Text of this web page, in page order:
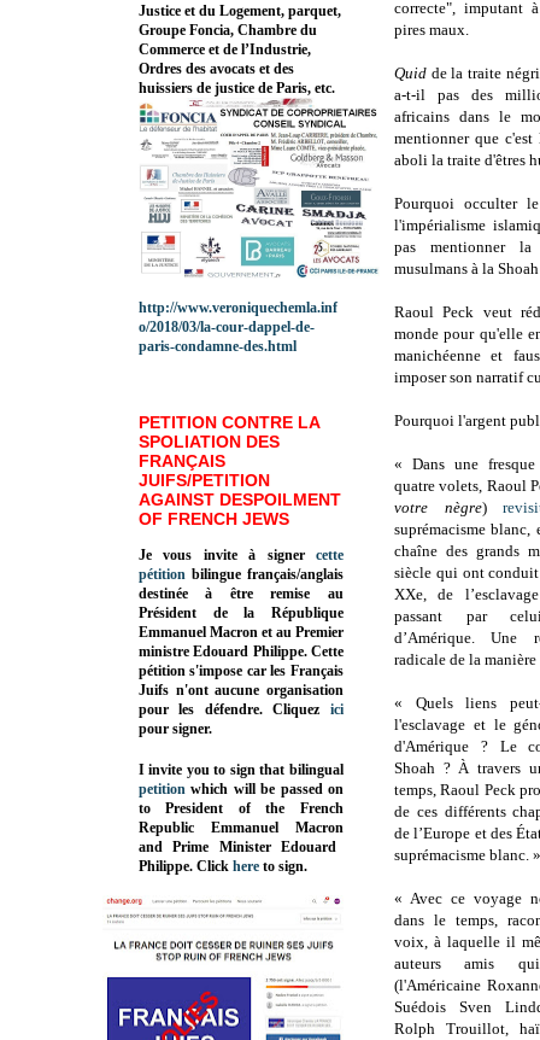
correcte", imputant
pires maux.
Quid de la traite
a-t-il pas des
africains dans le
mentionner que
aboli la traite d'êtres
Pourquoi occulter
l'impérialisme
pas mentionner
musulmans à la
Raoul Peck veut
monde pour qu'elle
manichéenne et
imposer son narratif
Pourquoi l'argent
« Dans une
quatre volets, Raoul
votre nègre)
suprémacisme
chaîne des grands
siècle qui ont
XXe, de
passant par
d’Amérique. Une
radicale de la
« Quels liens
l'esclavage et le
d'Amérique ? Le
Shoah ? À travers
temps, Raoul Peck
de ces différents
de l’Europe et des
suprémacisme blanc. »
« Avec ce voyage
dans le temps,
voix, à laquelle il
auteurs amis
(l'Américaine
Suédois Sven
Rolph Trouillot,
Justice et du Logement, parquet,
Groupe Foncia, Chambre du
Commerce et de l’Industrie,
Ordres des avocats et des
huissiers de justice de Paris, etc.
http://www.veroniquechemla.inf
o/2018/03/la-cour-dappel-de-
paris-condamne-des.html
PETITION CONTRE LA
SPOLIATION DES
FRANÇAIS
JUIFS/PETITION
AGAINST DESPOILMENT
OF FRENCH JEWS
Je vous invite à signer cette
pétition bilingue français/anglais
destinée à être remise au
Président de la République
Emmanuel Macron et au Premier
ministre Edouard Philippe. Cette
pétition s'impose car les Français
Juifs n'ont aucune organisation
pour les défendre. Cliquez
ici
pour signer.
I invite you to sign that bilingual
petition which will be passed on
to President of the French
Republic Emmanuel Macron
and Prime MinisterEdouard
Philippe. Click here to sign.